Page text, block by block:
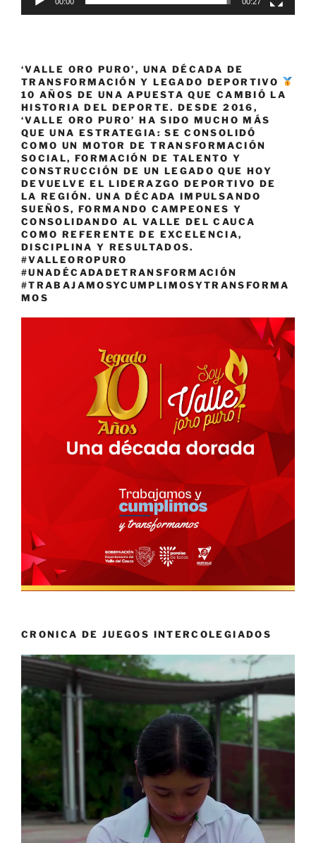
‘VALLE ORO PURO’, UNA DÉCADA DE
TRANSFORMACIÓN Y LEGADO DEPORTIVO
10 AÑOS DE UNA APUESTA QUE CAMBIÓ LA
HISTORIA DEL DEPORTE. DESDE 2016,
‘VALLE ORO PURO’ HA SIDO MUCHO MÁS
QUE UNA ESTRATEGIA: SE CONSOLIDÓ
COMO UN MOTOR DE TRANSFORMACIÓN
SOCIAL, FORMACIÓN DE TALENTO Y
CONSTRUCCIÓN DE UN LEGADO QUE HOY
DEVUELVE EL LIDERAZGO DEPORTIVO DE
LA REGIÓN. UNA DÉCADA IMPULSANDO
SUEÑOS, FORMANDO CAMPEONES Y
CONSOLIDANDO AL VALLE DEL CAUCA
COMO REFERENTE DE EXCELENCIA,
DISCIPLINA Y RESULTADOS.
#VALLEOROPURO
#UNADÉCADADETRANSFORMACIÓN
#TRABAJAMOSYCUMPLIMOSYTRANSFORMA
MOS
CRONICA DE JUEGOS INTERCOLEGIADOS
Reproductor
vídeo